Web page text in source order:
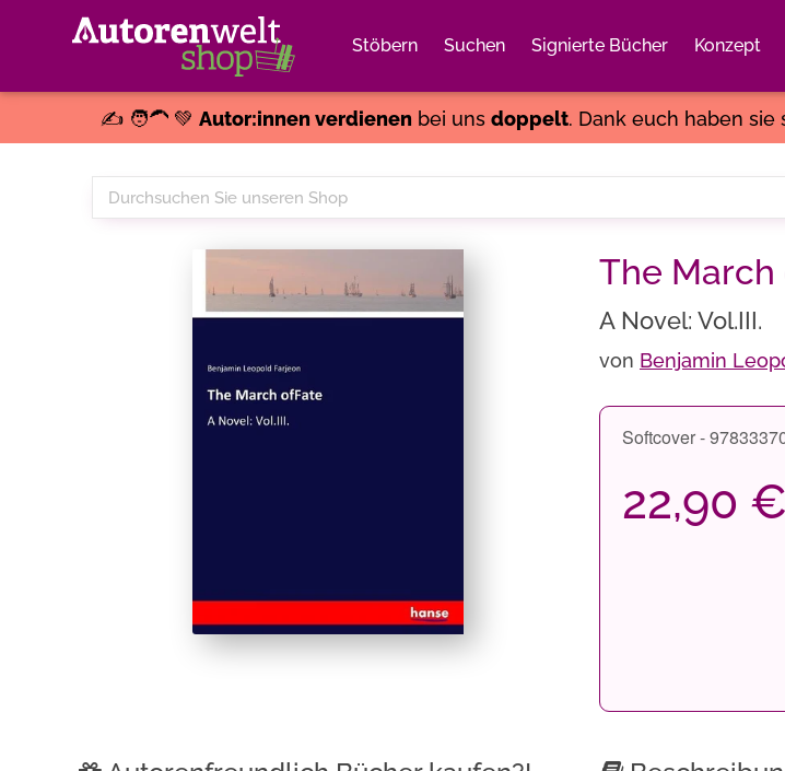
Stöbern Suchen Signierte Bücher Konzept
✍️ 🧑‍🦱 💚 Autor:innen verdienenbei uns doppelt. Dank euch haben sie
Durchsuchen
Sie
The March
A Novel: Vol.III.
von Benjamin
Softcover -
22,90 €